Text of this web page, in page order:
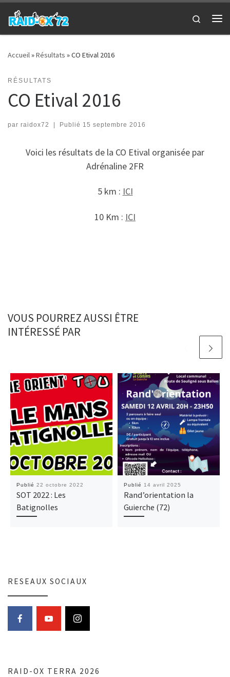
Passer au contenu
Search
Accueil»Résultats »CO Etival 2016
RÉSULTATS
CO Etival 2016
par raidox72 | Publié 15 septembre 2016
Voici les résultats de la CO Etival organisée par
Adrénaline 2FR
5 km : ICI
10 Km : ICI
VOUS POURREZ AUSSI ÊTRE
INTÉRESSÉ PAR
Publié 22 octobre 2022
SOT 2022 : Les
Batignolles
Publié 14 avril 2025
Rand’orientation la
Guierche (72)
RESEAUX SOCIAUX
RAID-OX TERRA 2026